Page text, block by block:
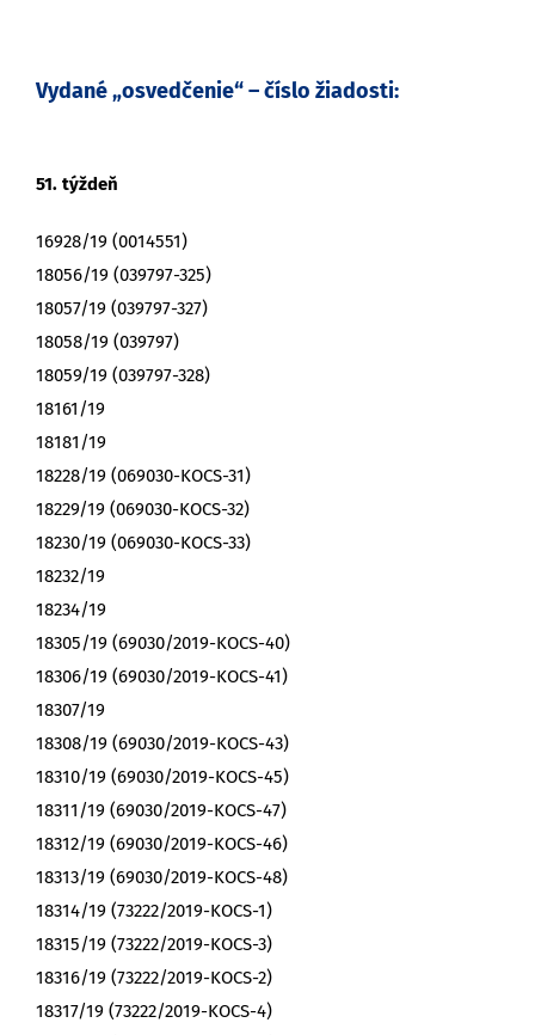
Vydané „osvedčenie“ – číslo žiadosti:
51. týždeň
16928/19 (0014551)
18056/19 (039797-325)
18057/19 (039797-327)
18058/19 (039797)
18059/19 (039797-328)
18161/19
18181/19
18228/19 (069030-KOCS-31)
18229/19 (069030-KOCS-32)
18230/19 (069030-KOCS-33)
18232/19
18234/19
18305/19 (69030/2019-KOCS-40)
18306/19 (69030/2019-KOCS-41)
18307/19
18308/19 (69030/2019-KOCS-43)
18310/19 (69030/2019-KOCS-45)
18311/19 (69030/2019-KOCS-47)
18312/19 (69030/2019-KOCS-46)
18313/19 (69030/2019-KOCS-48)
18314/19 (73222/2019-KOCS-1)
18315/19 (73222/2019-KOCS-3)
18316/19 (73222/2019-KOCS-2)
18317/19 (73222/2019-KOCS-4)